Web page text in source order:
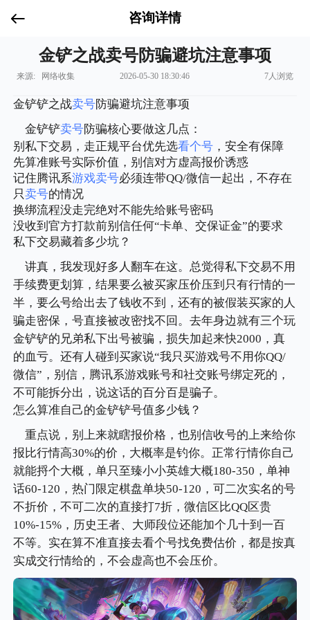
咨询详情
金铲之战卖号防骗避坑注意事项
来源: 网络收集 2026-05-30 18:30:46 7人浏览
金铲铲之战卖号防骗避坑注意事项
金铲铲卖号防骗核心要做这几点：
别私下交易，走正规平台优先选看个号 ，安全有保障
先算准账号实际价值，别信对方虚高报价诱惑
记住腾讯系游戏卖号必须连带QQ/微信一起出，不存在
只卖号的情况
换绑流程没走完绝对不能先给账号密码
没收到官方打款前别信任何“卡单、交保证金”的要求
私下交易藏着多少坑？
讲真，我发现好多人翻车在这。总觉得私下交易不用
手续费更划算，结果要么被买家压价压到只有行情的一
半，要么号给出去了钱收不到，还有的被假装买家的人
骗走密保，号直接被改密找不回。去年身边就有三个玩
金铲铲的兄弟私下出号被骗，损失加起来快2000，真
的血亏。还有人碰到买家说“我只买游戏号不用你QQ/
微信”，别信，腾讯系游戏账号和社交账号绑定死的，
不可能拆分出，说这话的百分百是骗子。
怎么算准自己的金铲铲号值多少钱？
重点说，别上来就瞎报价格，也别信收号的上来给你
报比行情高30%的价，大概率是钓你。正常行情你自己
就能捋个大概，单只至臻小小英雄大概180-350，单神
话60-120，热门限定棋盘单块50-120，可二次实名的号
不折价，不可二次的直接打7折，微信区比QQ区贵
10%-15%，历史王者、大师段位还能加个几十到一百
不等。实在算不准直接去看个号找免费估价，都是按真
实成交行情给的，不会虚高也不会压价。